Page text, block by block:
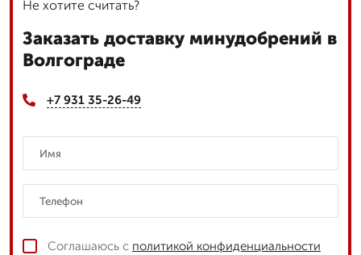
Не хотите считать?
Заказать доставку минудобрений в
Волгограде
+7 931 35-26-49
Соглашаюсь с политикой конфиденциальности